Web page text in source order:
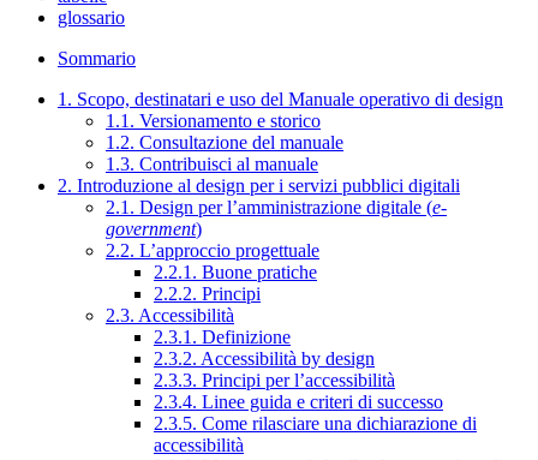
glossario
Sommario
1. Scopo, destinatari e uso del Manuale operativo di design
1.1. Versionamento e storico
1.2. Consultazione del manuale
1.3. Contribuisci al manuale
2. Introduzione al design per i servizi pubblici digitali
2.1. Design per l’amministrazione digitale (e-
government)
2.2. L’approccio progettuale
2.2.1. Buone pratiche
2.2.2. Principi
2.3. Accessibilità
2.3.1. Definizione
2.3.2. Accessibilità by design
2.3.3. Principi per l’accessibilità
2.3.4. Linee guida e criteri di successo
2.3.5. Come rilasciare una dichiarazione di
accessibilità